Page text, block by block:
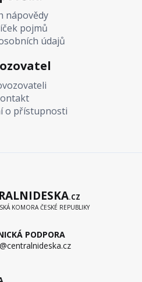
nápovědy
pojmů
údajů
o přístupnosti
.CZ
KOMORA ČESKÉ REPUBLIKY
PODPORA